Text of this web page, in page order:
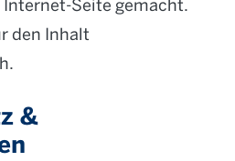
den Inhalt
&